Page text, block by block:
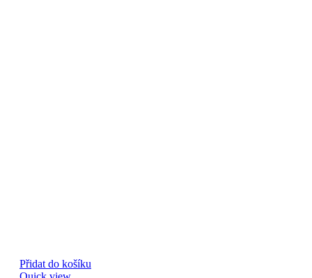
Přidat do košíku